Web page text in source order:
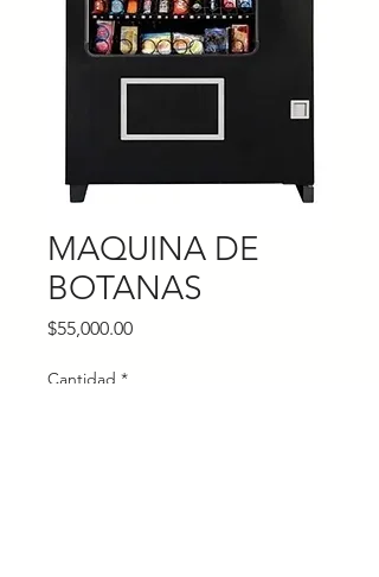
MAQUINA DE
BOTANAS
$55,000.00Precio
Cantidad *